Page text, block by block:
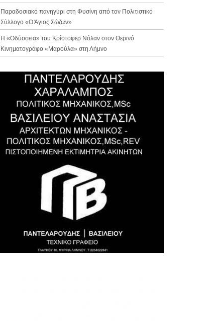
Παραδοσιακό πανηγύρι στη Φυσίνη από τον Πολιτιστικό
Σύλλογο «Ο Άγιος Σώζων»
Η «Οδύσσεια» του Κρίστοφερ Νόλαν στον Θερινό
Κινηματογράφο «Μαρούλα» στη Λήμνο